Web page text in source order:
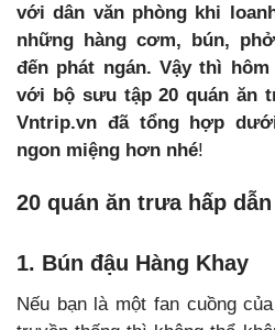
với dân văn phòng khi
những hàng cơm, bún,
đến phát ngán. Vậy thì
với bộ sưu tập 20 quán ăn
Vntrip.vn đã tổng hợp
ngon miệng hơn nhé!
20 quán ăn trưa hấp
1. Bún đậu Hàng Khay
Nếu bạn là một fan cuồng